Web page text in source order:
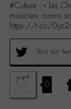
#Culture : « Les
musicien, connu
https://t.co/
Voir sur
0